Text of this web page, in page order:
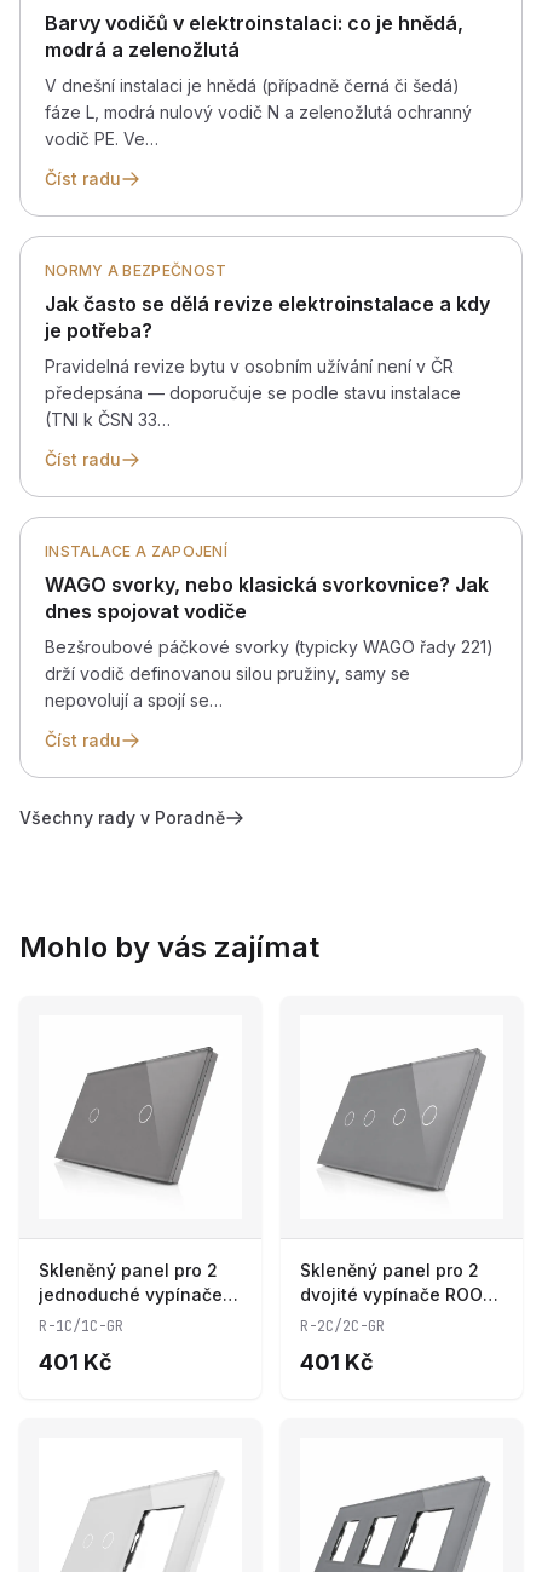
Barvy vodičů v elektroinstalaci: co je hnědá,
modrá a zelenožlutá
V dnešní instalaci je hnědá (případně černá či šedá)
fáze L, modrá nulový vodič N a zelenožlutá ochranný
vodič PE. Ve…
Číst radu
NORMY A BEZPEČNOST
Jak často se dělá revize elektroinstalace a kdy
je potřeba?
Pravidelná revize bytu v osobním užívání není v ČR
předepsána — doporučuje se podle stavu instalace
(TNI k ČSN 33…
Číst radu
INSTALACE A ZAPOJENÍ
WAGO svorky, nebo klasická svorkovnice? Jak
dnes spojovat vodiče
Bezšroubové páčkové svorky (typicky WAGO řady 221)
drží vodič definovanou silou pružiny, samy se
nepovolují a spojí se…
Číst radu
Všechny rady v Poradně
Mohlo by vás zajímat
Skleněný panel pro 2
jednoduché vypínače
ROON - R-1C/1C-GR
R-1C/1C-GR
401 Kč
Skleněný panel pro 2
dvojité vypínače ROON
- R-2C/2C-GR
R-2C/2C-GR
401 Kč